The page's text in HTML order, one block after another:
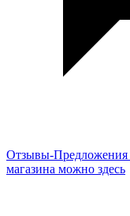
Отзывы-Предложения
магазина можно здесь